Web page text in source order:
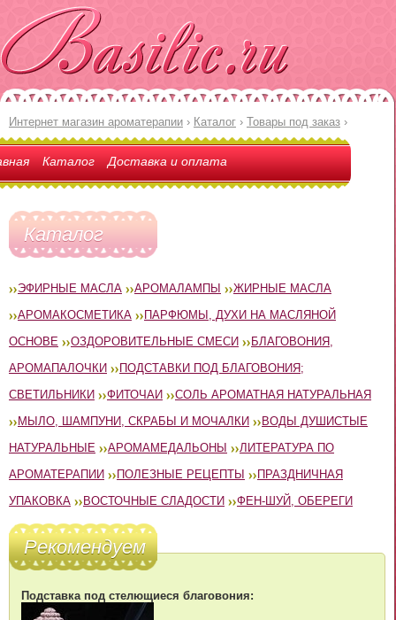
Интернет магазин ароматерапии › Каталог › Товары под заказ ›
Каталог Доставка и оплата
Каталог
ЭФИРНЫЕ МАСЛА АРОМАЛАМПЫ
ЖИРНЫЕ МАСЛА
АРОМАКОСМЕТИКА
ПАРФЮМЫ, ДУХИ НА МАСЛЯНОЙ
ОСНОВЕ
ОЗДОРОВИТЕЛЬНЫЕ СМЕСИ
БЛАГОВОНИЯ,
АРОМАПАЛОЧКИ
ПОДСТАВКИ ПОД БЛАГОВОНИЯ;
СВЕТИЛЬНИКИ
ФИТОЧАИ
СОЛЬ АРОМАТНАЯ НАТУРАЛЬНАЯ
МЫЛО, ШАМПУНИ, СКРАБЫ И МОЧАЛКИ
ВОДЫ ДУШИСТЫЕ
НАТУРАЛЬНЫЕ
АРОМАМЕДАЛЬОНЫ
ЛИТЕРАТУРА ПО
АРОМАТЕРАПИИ
ПОЛЕЗНЫЕ РЕЦЕПТЫ
ПРАЗДНИЧНАЯ
УПАКОВКА
ВОСТОЧНЫЕ СЛАДОСТИ ФЕН-ШУЙ, ОБЕРЕГИ
Рекомендуем
Подставка под стелющиеся благовония: